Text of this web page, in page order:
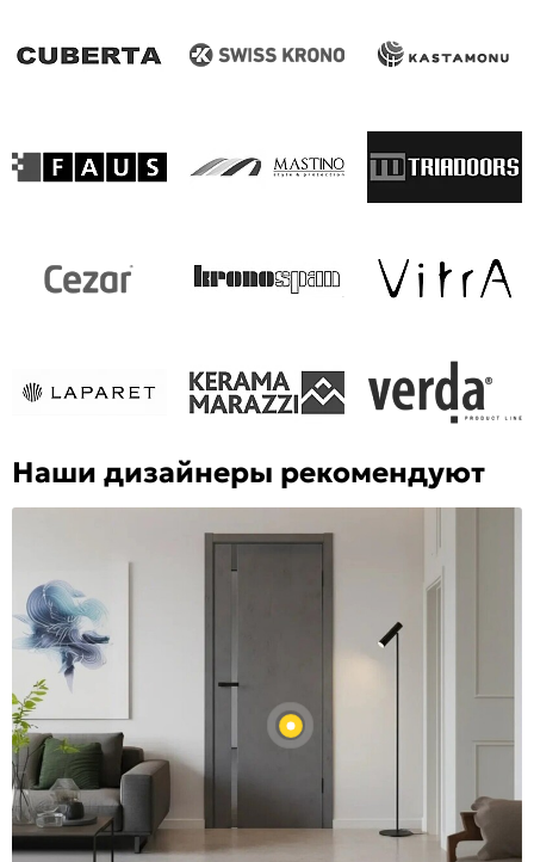
Наши дизайнеры рекомендуют